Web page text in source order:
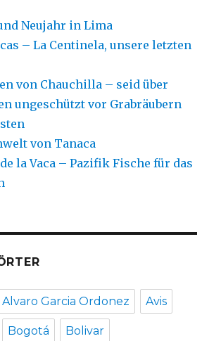
Neujahr in Lima
– La Centinela, unsere letzten
von Chauchilla – seid über
ungeschützt vor Grabräubern
von Tanaca
la Vaca – Pazifik Fische für das
Alvaro Garcia Ordonez Avis
Bogotá Bolivar